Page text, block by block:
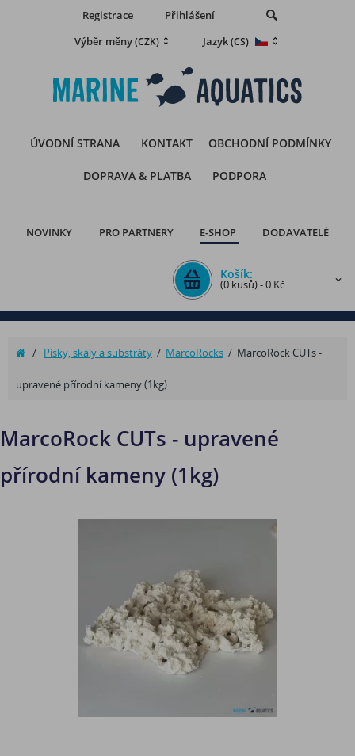
Registrace
Přihlášení
Výběr měny(CZK) Jazyk(CS)
ÚVODNÍ STRANA KONTAKT OBCHODNÍ PODMÍNKY
DOPRAVA & PLATBA PODPORA
NOVINKY PRO PARTNERY E-SHOP DODAVATELÉ
Košík:
(0 kusů) - 0 Kč
/ Písky, skály a substráty / MarcoRocks / MarcoRock CUTs -
upravené přírodní kameny (1kg)
MarcoRock CUTs - upravené
přírodní kameny (1kg)